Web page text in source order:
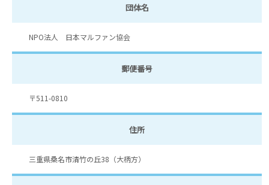
団体名
NPO法人 日本マルファン協会
郵便番号
〒511-0810
住所
三重県桑名市清竹の丘38（大柄方）